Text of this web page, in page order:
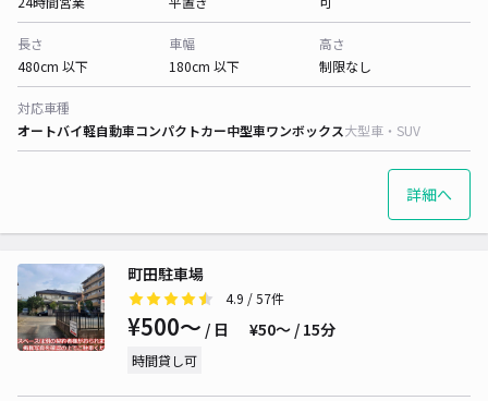
長さ
480cm 以下
車幅
180cm 以下
高さ
制限なし
対応車種
オートバイ軽自動車コンパクトカー中型車ワンボックス大型車・SUV
詳細へ
町田駐車場
4.9 / 57件
¥500〜 / 日 ¥50〜 / 15分
時間貸し可